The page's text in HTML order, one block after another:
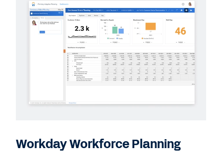
Workday Workforce Planning